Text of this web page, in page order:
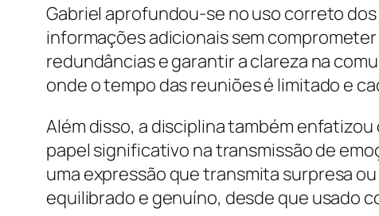
Gabriel aprofundou-se no uso correto dos
informações adicionais sem
redundâncias e garantir a clareza na
onde o tempo das reuniões é limitado e
Além disso, a disciplina também
papel significativo na transmissão de
uma expressão que transmita surpresa
equilibrado e genuíno, desde que usado